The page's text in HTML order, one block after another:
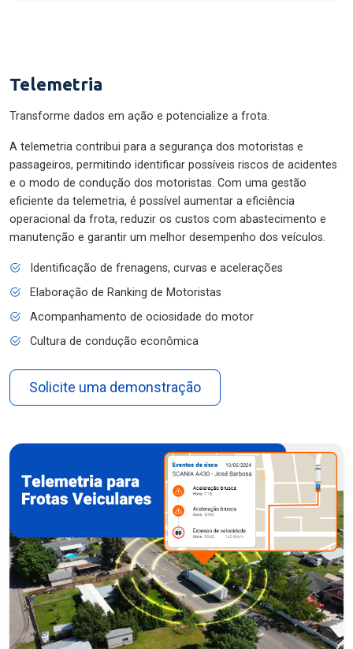
Telemetria
Transforme dados em ação e potencialize a frota.
A telemetria contribui para a segurança dos motoristas e
passageiros, permitindo identificar possíveis riscos de acidentes
e o modo de condução dos motoristas. Com uma gestão
eficiente da telemetria, é possível aumentar a eficiência
operacional da frota, reduzir os custos com abastecimento e
manutenção e garantir um melhor desempenho dos veículos.
Identificação de frenagens, curvas e acelerações
Elaboração de Ranking de Motoristas
Acompanhamento de ociosidade do motor
Cultura de condução econômica
Solicite uma demonstração